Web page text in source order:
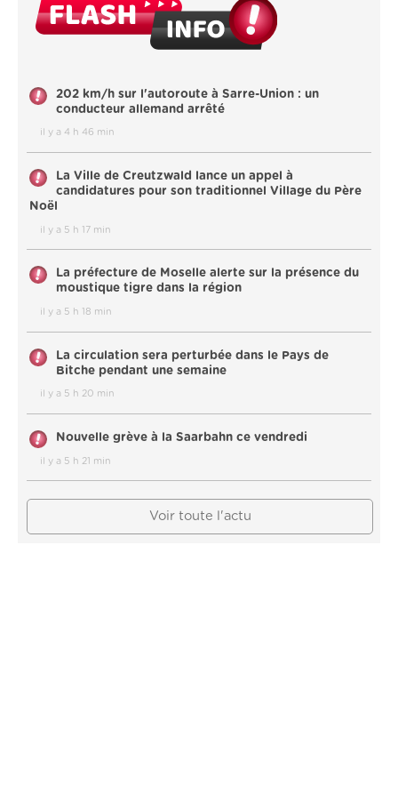
202 km/h sur l'autoroute à Sarre-Union : un
conducteur allemand arrêté
il y a 4 h 46 min
La Ville de Creutzwald lance un appel à
candidatures pour son traditionnel Village du Père
Noël
il y a 5 h 17 min
La préfecture de Moselle alerte sur la présence du
moustique tigre dans la région
il y a 5 h 18 min
La circulation sera perturbée dans le Pays de
Bitche pendant une semaine
il y a 5 h 20 min
Nouvelle grève à la Saarbahn ce vendredi
il y a 5 h 21 min
Voir toute l'actu